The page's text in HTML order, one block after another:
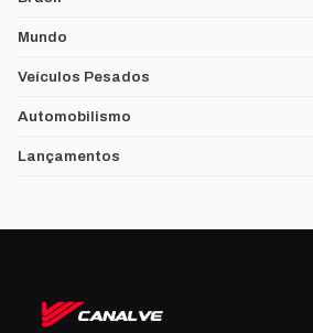
Mundo
Veículos Pesados
Automobilismo
Lançamentos